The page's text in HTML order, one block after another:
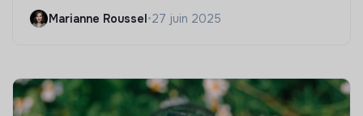
Marianne Roussel•27 juin 2025